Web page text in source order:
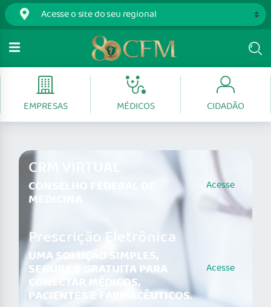
EMPRESAS MÉDICOS CIDADÃO
CRM VIRTUAL
CONSELHO FEDERAL DE
MEDICINA
Acesse
Prescrição Eletrônica
UMA SOLUÇÃO SIMPLES,
SEGURA E GRATUITA PARA
CONECTAR MÉDICOS,
PACIENTES E FARMACÊUTICOS.
Acesse